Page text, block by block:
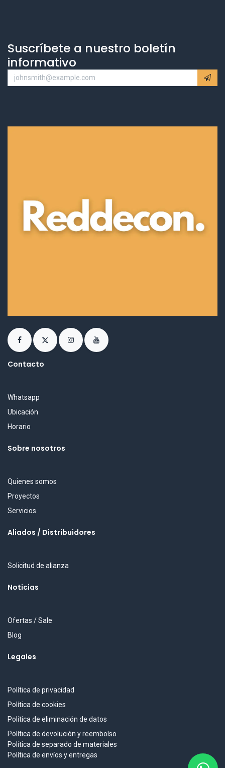
Suscríbete a nuestro boletín
informativo
Contacto
Whatsapp
Ubicación
Horario
Sobre nosotros
Quienes somos
Proyectos
Servicios
Aliados / Distribuidores
Solicitud de alianza
Noticias
Ofertas / Sale
Blog
Legales
Política de privacidad
Política de cookies
Política de eliminación de datos
Política de devolución y reembolso
Política de separado de materiales
Política de envíos y entregas